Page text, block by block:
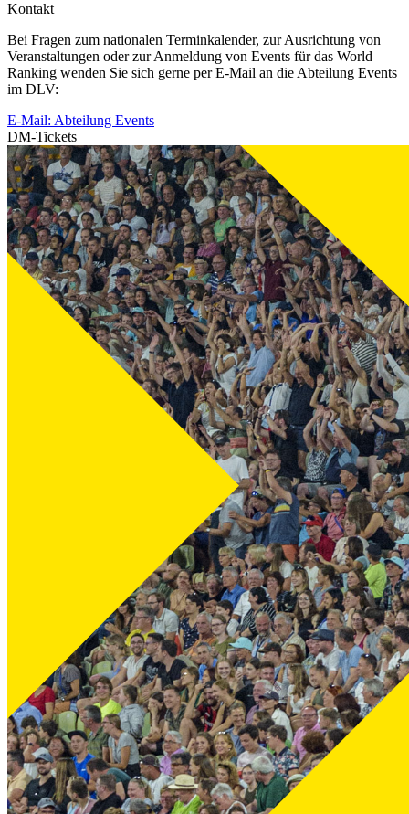
Kontakt
Bei Fragen zum nationalen Terminkalender, zur Ausrichtung von
Veranstaltungen oder zur Anmeldung von Events für das World
Ranking wenden Sie sich gerne per E-Mail an die Abteilung Events
im DLV:
E-Mail: Abteilung Events
DM-Tickets